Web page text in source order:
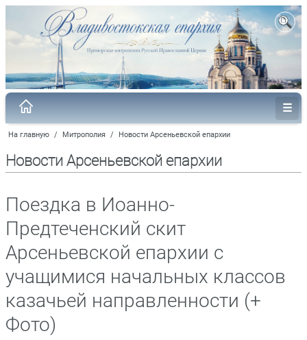
На главную / Митрополия / Новости Арсеньевской епархии
Новости Арсеньевской епархии
Поездка в Иоанно-
Предтеченский скит
Арсеньевской епархии с
учащимися начальных классов
казачьей направленности (+
Фото)